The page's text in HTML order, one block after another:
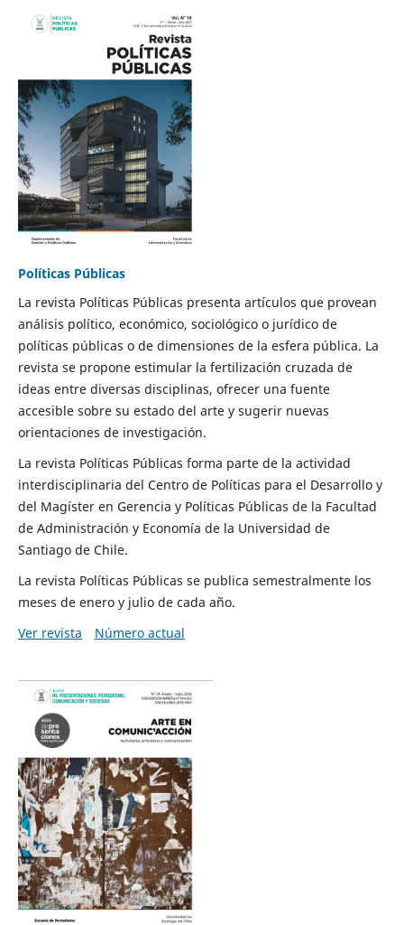
Políticas Públicas
La revista Políticas Públicas presenta artículos que provean
análisis político, económico, sociológico o jurídico de
políticas públicas o de dimensiones de la esfera pública. La
revista se propone estimular la fertilización cruzada de
ideas entre diversas disciplinas, ofrecer una fuente
accesible sobre su estado del arte y sugerir nuevas
orientaciones de investigación.
La revista Políticas Públicas forma parte de la actividad
interdisciplinaria del Centro de Políticas para el Desarrollo y
del Magíster en Gerencia y Políticas Públicas de la Facultad
de Administración y Economía de la Universidad de
Santiago de Chile.
La revista Políticas Públicas se publica semestralmente los
meses de enero y julio de cada año.
Ver revista
Número actual